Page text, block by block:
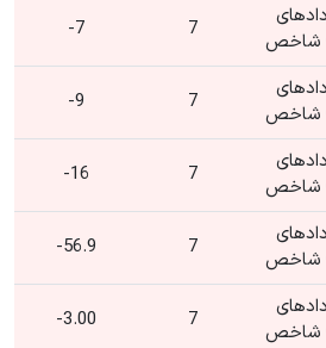
7
7-
7
9-
7
16-
7
56.9-
7
3.00-